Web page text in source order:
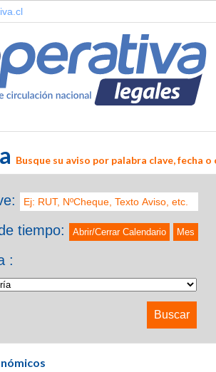
Busque su aviso por palabra clave, fecha
tiempo:
Abrir/Cerrar Calendario Mes
: